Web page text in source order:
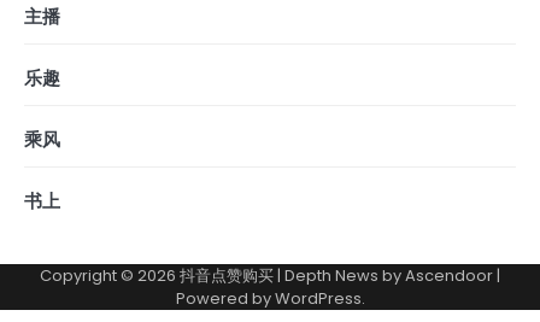
主播
乐趣
乘风
书上
Copyright © 2026 抖音点赞购买 | Depth News byAscendoor |
Powered byWordPress.